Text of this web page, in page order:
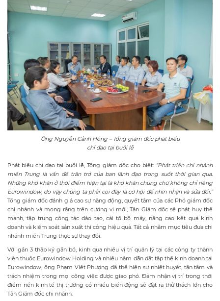
Ông Nguyễn Cảnh Hồng – Tổng giám đốc phát biểu
chỉ đạo tại buổi lễ
Phát biểu chỉ đạo tại buổi lễ, Tổng giám đốc cho biết: “Phát triển chi nhánh
miền Trung là vấn đề trăn trở của ban lãnh đạo trong suốt thời gian qua.
Những khó khăn ở thời điểm hiện tại là khó khăn chung chứ không chỉ riêng
Eurowindow, do vậy chúng ta phải coi đây là cơ hội để nhìn nhận và sửa đổi.”
Tổng giám đốc đánh giá cao sự năng động, quyết tâm của các Phó giám đốc
chi nhánh và mong rằng trên cương vị mới, Tân Giám đốc sẽ phát huy thế
mạnh, tập trung công tác đào tạo, cải tổ bộ máy, nâng cao kết quả kinh
doanh và kiểm soát sản xuất thi công hiệu quả. Tất cả nhằm mục tiêu đưa chi
nhánh miền Trung thực sự thay đổi.
Với gần 3 thập kỷ gắn bó, kinh qua nhiều vị trí quản lý tại các công ty thành
viên thuộc Eurowindow Holding và nhiều năm dẫn dắt tập thể kinh doanh tại
Eurowindow, ông Phạm Viết Phượng đã thể hiện sự nhiệt huyết, tận tâm và
trách nhiệm trong mọi công việc được giao phó. Đảm nhận vị trí trong thời
điểm nền kinh tế thị trường có nhiều biến động sẽ đặt ra thử thách lớn cho
Tân Giám đốc chi nhánh.